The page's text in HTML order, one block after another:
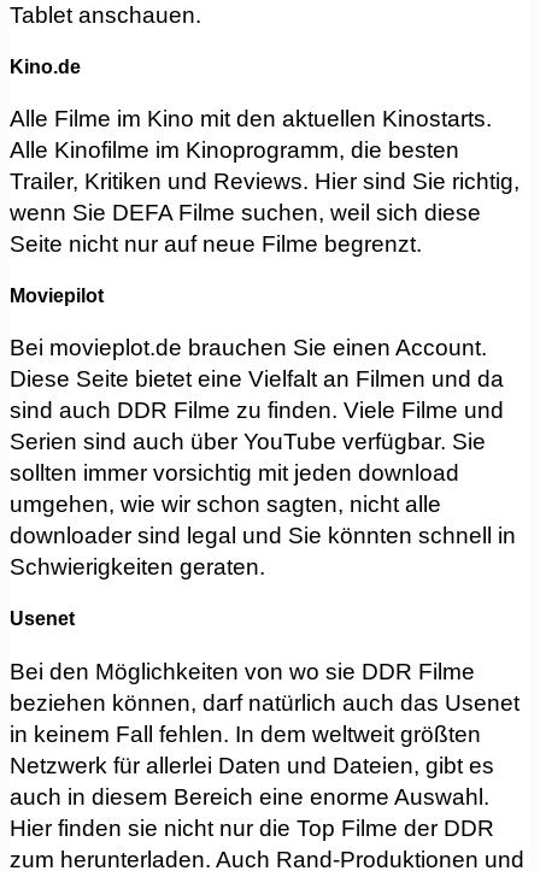
Tablet anschauen.
Kino.de
Alle Filme im Kino mit den aktuellen Kinostarts.
Alle Kinofilme im Kinoprogramm, die besten
Trailer, Kritiken und Reviews. Hier sind Sie richtig,
wenn Sie DEFA Filme suchen, weil sich diese
Seite nicht nur auf neue Filme begrenzt.
Moviepilot
Bei movieplot.de brauchen Sie einen Account.
Diese Seite bietet eine Vielfalt an Filmen und da
sind auch DDR Filme zu finden. Viele Filme und
Serien sind auch über YouTube verfügbar. Sie
sollten immer vorsichtig mit jeden download
umgehen, wie wir schon sagten, nicht alle
downloader sind legal und Sie könnten schnell in
Schwierigkeiten geraten.
Usenet
Bei den Möglichkeiten von wo sie DDR Filme
beziehen können, darf natürlich auch das Usenet
in keinem Fall fehlen. In dem weltweit größten
Netzwerk für allerlei Daten und Dateien, gibt es
auch in diesem Bereich eine enorme Auswahl.
Hier finden sie nicht nur die Top Filme der DDR
zum herunterladen. Auch Rand-Produktionen und